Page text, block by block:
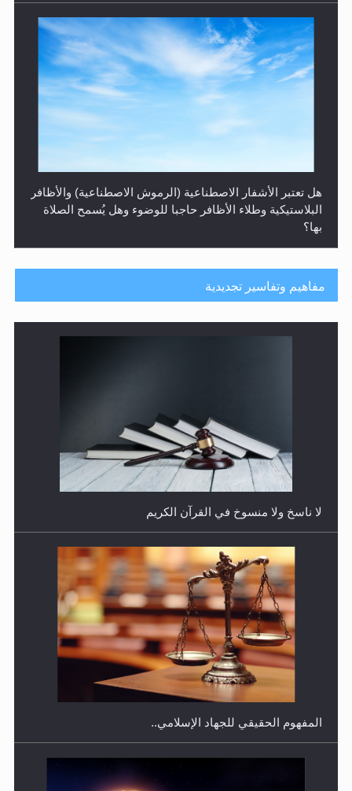
هل يُحسب حول الزكاة وفق السنة الميلادية أو الهجرية؟
فتوى أمير المؤمنين الميرزا مسرور أحمد أيده الله في أطفال
الأنابيب وتحديد جنس المولود..
مفاهيم وتفاسير تجديدية
المفهوم الحقيقي للجهاد الإسلامي..
سورة التكوير تُنبئ بزمن بعثة المسيح الموعود عليه السلام